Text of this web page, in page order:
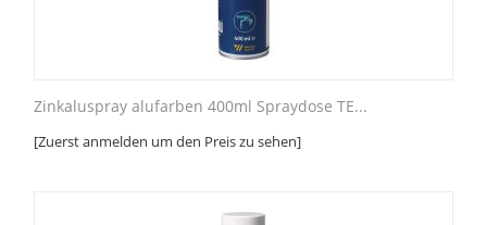
Zinkaluspray alufarben 400ml Spraydose TE...
[Zuerst anmelden um den Preis zu sehen]